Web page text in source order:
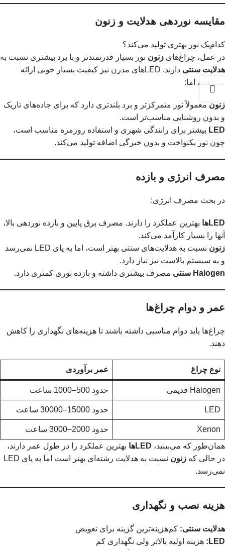
مقایسه نوردهی هدلایت و زنون
کدام‌یک نور بهتری تولید می‌کند؟
در عمل، چراغ‌های زنون نور بسیار قدرتمندتر و با برد بیشتری نسبت به
هدلایت سنتی
دارند. LEDهای مدرن نیز کیفیت بسیار خوبی ارائه
می‌دهند، اما:
زنون معمولاً نور متمرکزتر و برد بلندتری دارد که برای جاده‌های تاریک
و بدون روشنایی مناسب‌تر است.
LED بیشتر برای رانندگی شهری و استفاده روزمره مناسب است،
چون نور یکنواخت و بدون خیرگی اضافه تولید می‌کند.
مصرف انرژی و بازده
در بحث مصرف انرژی:
LEDها
بهترین عملکرد را دارند. مصرف برق پایین و بازده نوردهی بالا،
آنها را بسیار کارآمد می‌کند.
زنون
نسبت به هدلایت‌های سنتی بهتر است، اما به پای LED نمی‌رسد
و به سیستم بالاست نیز نیاز دارد.
Halogen سنتی
مصرف بیشتری داشته و بازده نوری کمتری دارد.
عمر و دوام چراغ‌ها
چراغ‌ها باید دوام مناسبی داشته باشند تا هزینه‌های نگهداری را کاهش
دهند.
نوع چراغ عمر برآوردی
Halogen قدیمی حدود 500–1000 ساعت
LED حدود 15000–30000 ساعت
Xenon
حدود 2000–3000 ساعت
همان‌طور که می‌بینید، LEDها
بهترین عملکرد را در طول عمر دارند،
در حالی که زنون
نسبت به هدلایت رشته‌ای بهتر است اما به پای LED
نمی‌رسد.
هزینه نصب و نگهداری
هدلایت سنتی: کم‌هزینه‌ترین گزینه برای تعویض
LED:
هزینه اولیه بالاتر ولی نگهداری کم